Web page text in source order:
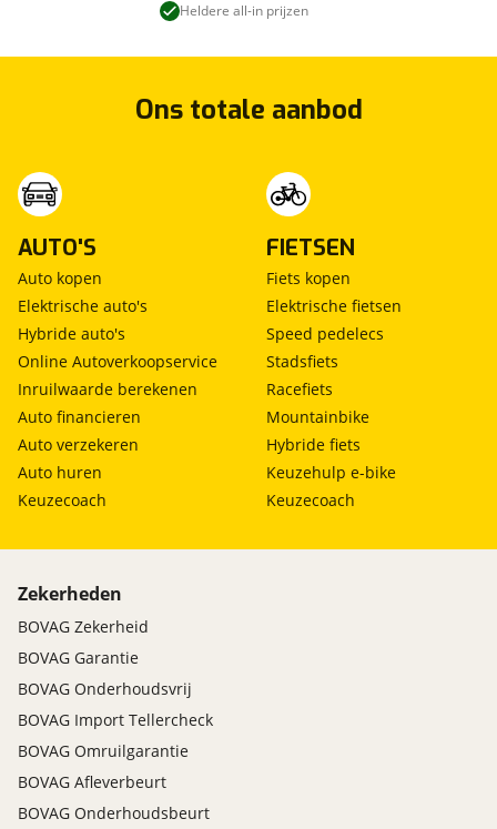
Heldere all-in prijzen
Ons totale aanbod
AUTO'S
Auto kopen
Elektrische auto's
Hybride auto's
Online Autoverkoopservice
Inruilwaarde berekenen
Auto financieren
Auto verzekeren
Auto huren
Keuzecoach
FIETSEN
Fiets kopen
Elektrische fietsen
Speed pedelecs
Stadsfiets
Racefiets
Mountainbike
Hybride fiets
Keuzehulp e-bike
Keuzecoach
Zekerheden
BOVAG Zekerheid
BOVAG Garantie
BOVAG Onderhoudsvrij
BOVAG Import Tellercheck
BOVAG Omruilgarantie
BOVAG Afleverbeurt
BOVAG Onderhoudsbeurt